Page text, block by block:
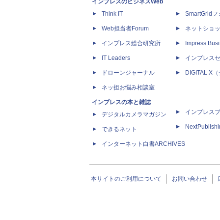
インプレスのビジネスWeb
Think IT
Web担当者Forum
インプレス総合研究所
IT Leaders
ドローンジャーナル
ネッ担お悩み相談室
インプレスの本と雑誌
デジタルカメラマガジン
できるネット
インターネット白書ARCHIVES
SmartGridフ
ネットショ
Impress
インプレス
DIGITAL X（
インプレス
本サイトのご利用について お問い合わせ